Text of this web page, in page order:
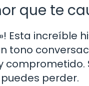
que te
Esta increíble
tono
perder.